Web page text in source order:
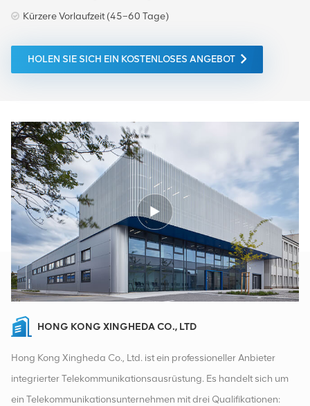
Kürzere Vorlaufzeit (45–60 Tage)
HOLEN SIE SICH EIN KOSTENLOSES ANGEBOT
HONG KONG XINGHEDA CO., LTD
Hong Kong Xingheda Co., Ltd. ist ein professioneller Anbieter
integrierter Telekommunikationsausrüstung. Es handelt sich um
ein Telekommunikationsunternehmen mit drei Qualifikationen: